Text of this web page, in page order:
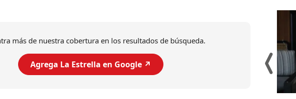
más de nuestra cobertura en los resultados de búsqueda.
Agrega La Estrella en Google ↗️